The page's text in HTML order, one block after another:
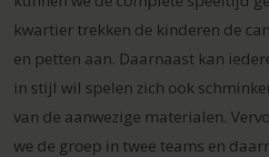
kwartier trekken de kinderen de
en petten aan. Daarnaast kan
in stijl wil spelen zich ook
van de aanwezige materialen.
we de groep in twee teams en